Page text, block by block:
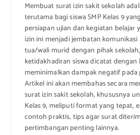
Membuat surat izin sakit sekolah
terutama bagi siswa SMP Kelas 9
persiapan ujian dan kegiatan belajar
izin ini menjadi jembatan
tua/wali murid dengan pihak
ketidakhadiran siswa dicatat dengan
meminimalkan dampak negatif pada
Artikel ini akan membahas secara
surat izin sakit sekolah, khususnya
Kelas 9, meliputi format yang tepat,
contoh praktis, tips agar surat
pertimbangan penting lainnya.